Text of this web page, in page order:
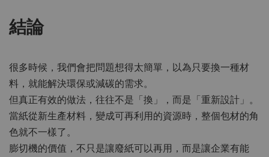
結論
很多時候，我們會把問題想得太簡單，以為只要換一種材
料，就能解決環保或減碳的需求。
但真正有效的做法，往往不是「換」，而是「重新設計」。
當紙從新生產材料，變成可再利用的資源時，整個包材的角
色就不一樣了。
膨切機的價值，不只是讓廢紙可以再用，而是讓企業有能